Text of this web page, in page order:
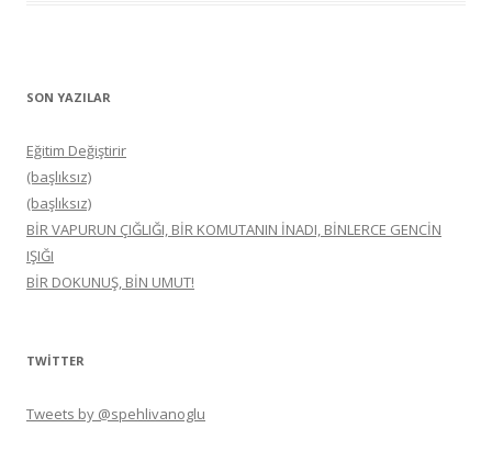
SON YAZILAR
Eğitim Değiştirir
(başlıksız)
(başlıksız)
BİR VAPURUN ÇIĞLIĞI, BİR KOMUTANIN İNADI, BİNLERCE GENCİN
IŞIĞI
BİR DOKUNUŞ, BİN UMUT!
TWITTER
Tweets by @spehlivanoglu